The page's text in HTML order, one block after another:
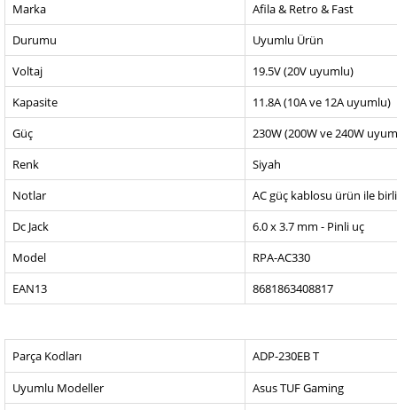
Marka
Afila & Retro & Fast
Durumu
Uyumlu Ürün
Voltaj
19.5V (20V uyumlu)
Kapasite
11.8A (10A ve 12A uyumlu)
Güç
230W (200W ve 240W
Renk
Siyah
Notlar
AC güç kablosu ürün ile
Dc Jack
6.0 x 3.7 mm - Pinli uç
Model
RPA-AC330
EAN13
8681863408817
Parça Kodları
ADP-230EB T
Uyumlu Modeller
Asus TUF Gaming